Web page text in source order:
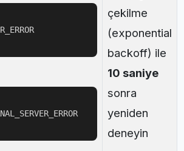
çekilme
(exponential
backoff) ile
10 saniye
sonra
yeniden
deneyin